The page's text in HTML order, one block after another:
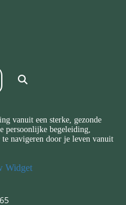
vanuit een sterke, gezonde
persoonlijke begeleiding,
navigeren door je leven vanuit